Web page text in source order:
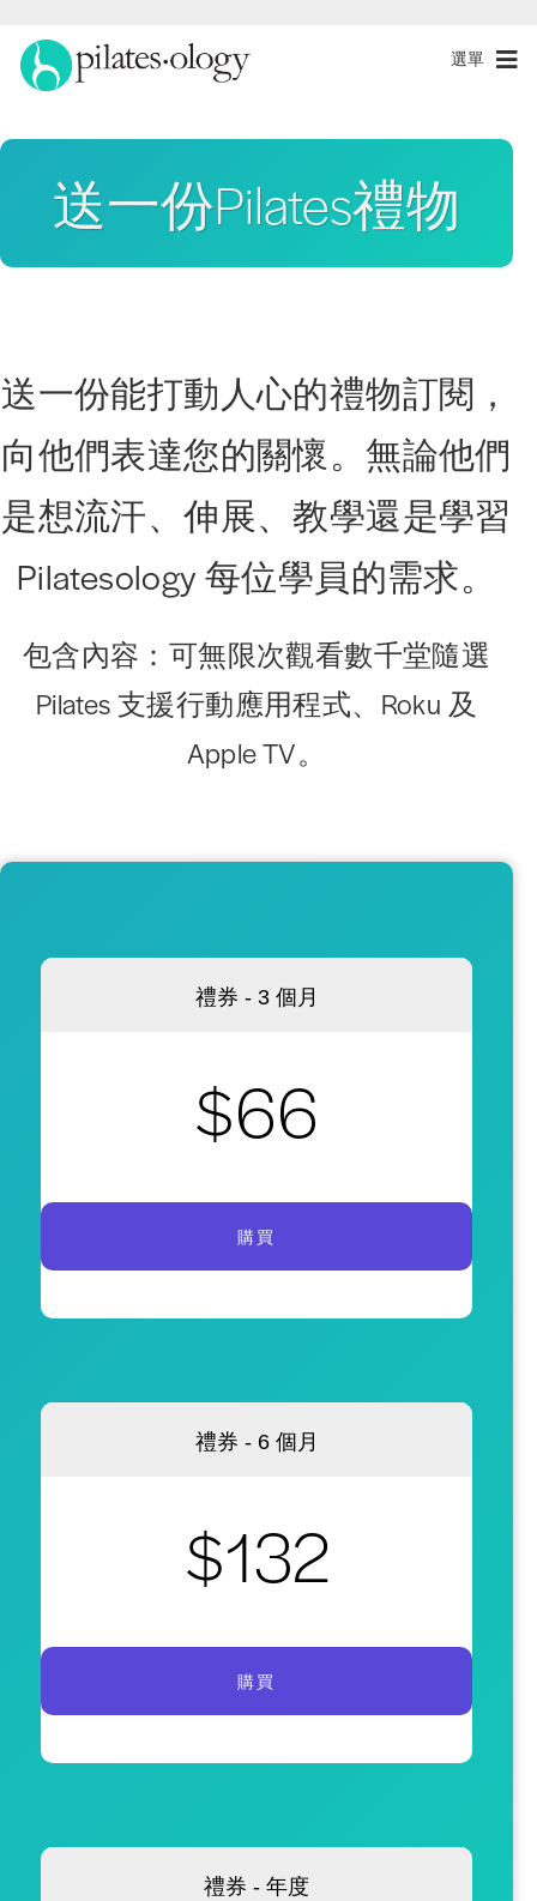
選單
送一份Pilates禮物
送一份能打動人心的禮物訂閱，
向他們表達您的關懷。無論他們
是想流汗、伸展、教學還是學習
Pilatesology 每位學員的需求。
包含內容： 可無限次觀看數千堂隨選
Pilates 支援行動應用程式、Roku 及
Apple TV。
禮券 - 3 個月
$66
購買
禮券 - 6 個月
$132
購買
禮券 - 年度